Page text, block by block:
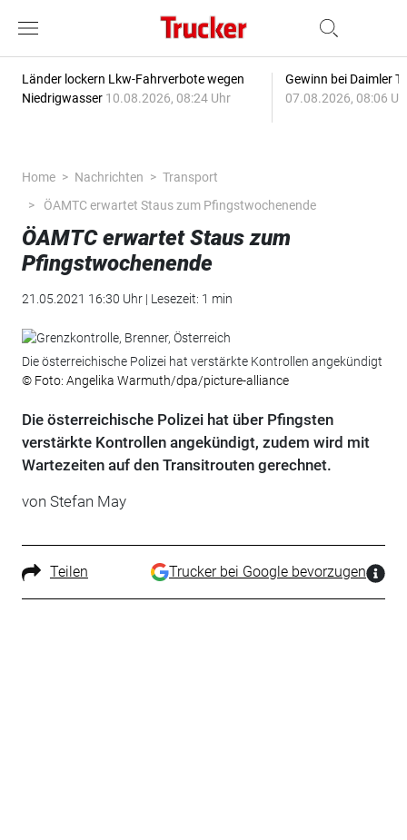
Länder lockern Lkw-Fahrverbote wegen
Niedrigwasser 10.08.2026, 08:24 Uhr
Gewinn bei Daimler
07.08.2026, 08:06
Home Nachrichten
Transport
ÖAMTC erwartet Staus zum Pfingstwochenende
ÖAMTC erwartet Staus zum
Pfingstwochenende
21.05.2021 16:30 Uhr | Lesezeit: 1 min
Die österreichische Polizei hat verstärkte Kontrollen angekündigt
© Foto: Angelika Warmuth/dpa/picture-alliance
Die österreichische Polizei hat über Pfingsten
verstärkte Kontrollen angekündigt, zudem wird mit
Wartezeiten auf den Transitrouten gerechnet.
von Stefan May
Teilen Trucker bei Google bevorzugen